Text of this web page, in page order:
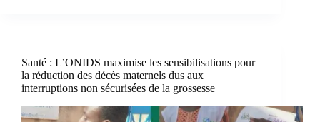
Santé : L’ONIDS maximise les sensibilisations pour
la réduction des décès maternels dus aux
interruptions non sécurisées de la grossesse